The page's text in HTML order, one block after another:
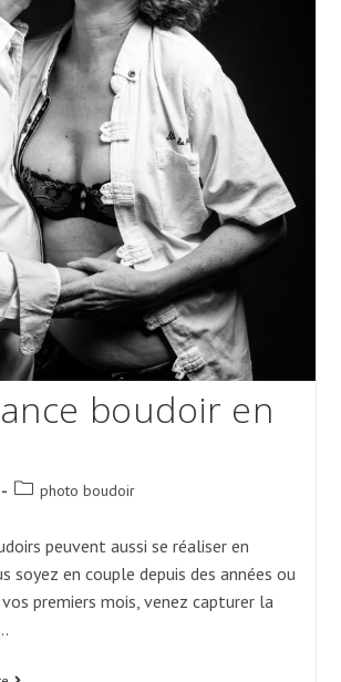
boudoir en
Postphoto boudoir
peuvent aussi se réaliser en
soyez en couple depuis des années ou
premiers mois, venez capturer la